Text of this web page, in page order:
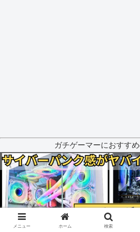
ガチゲーマーにおすす
メニュー ホーム 検索